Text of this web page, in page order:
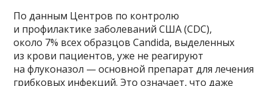
По данным Центров по контролю
и профилактике заболеваний США (CDC),
около 7% всех образцов Candida, выделенных
из крови пациентов, уже не реагируют
на флуконазол — основной препарат для лечения
грибковых инфекций. Это означает, что даже